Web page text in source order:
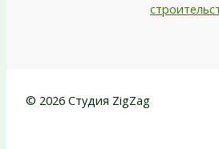
© 2026 Студия ZigZag